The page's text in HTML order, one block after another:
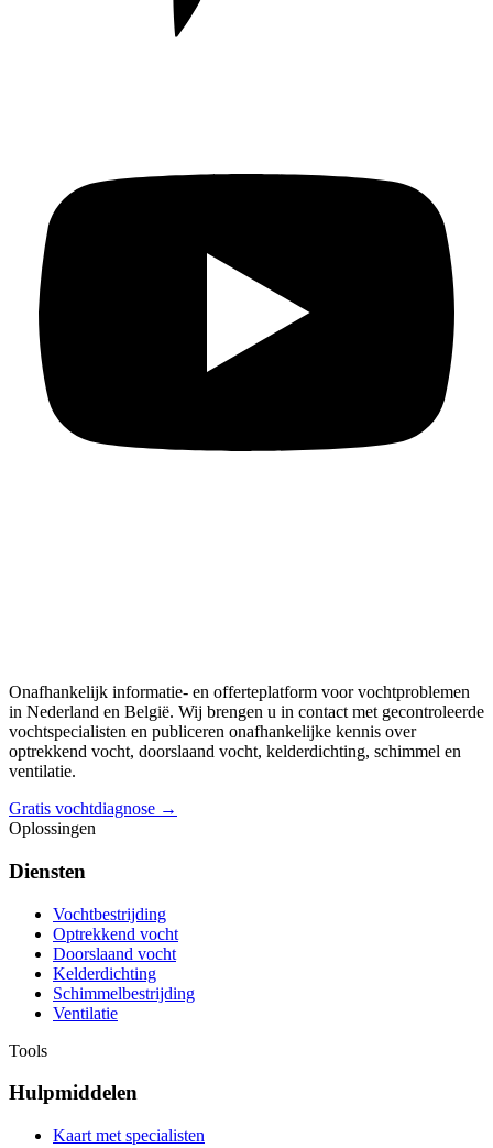
Onafhankelijk informatie- en offerteplatform voor vochtproblemen
in Nederland en België. Wij brengen u in contact met gecontroleerde
vochtspecialisten en publiceren onafhankelijke kennis over
optrekkend vocht, doorslaand vocht, kelderdichting, schimmel en
ventilatie.
Gratis vochtdiagnose →
Oplossingen
Diensten
Vochtbestrijding
Optrekkend vocht
Doorslaand vocht
Kelderdichting
Schimmelbestrijding
Ventilatie
Tools
Hulpmiddelen
Kaart met specialisten